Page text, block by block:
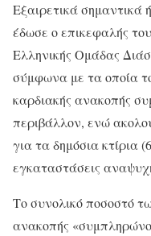
Εξαιρετικά σημαντικά
έδωσε ο επικεφαλής
Ελληνικής Ομάδας
σύμφωνα με τα οποία
καρδιακής ανακοπής
περιβάλλον, ενώ
για τα δημόσια κτίρια
εγκαταστάσεις
Το συνολικό ποσοστό
ανακοπής